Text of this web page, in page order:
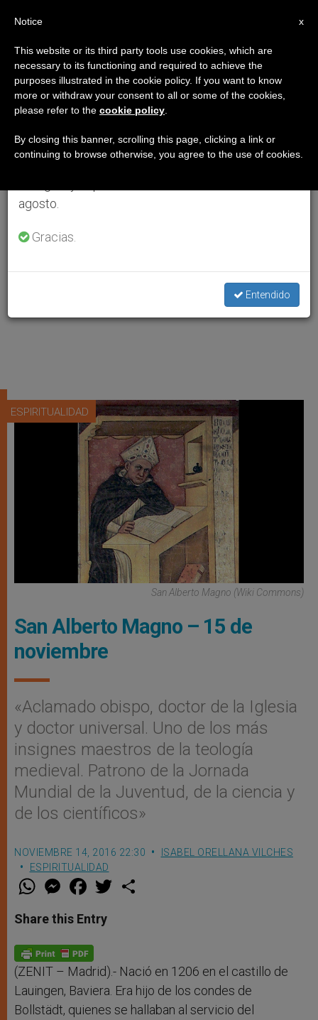
ESPIRITUALIDAD
San Alberto Magno (Wiki Commons)
San Alberto Magno – 15 de
noviembre
«Aclamado obispo, doctor de la Iglesia
y doctor universal. Uno de los más
insignes maestros de la teología
medieval. Patrono de la Jornada
Mundial de la Juventud, de la ciencia y
de los científicos»
NOVIEMBRE 14, 2016 22:30
ISABEL ORELLANA VILCHES
ESPIRITUALIDAD
W
t
s
p
p
M
e
s
e
g
e
F
a
e
b
o
k
w
Share this Entry
(ZENIT – Madrid).- Nació en 1206 en el castillo de
Lauingen, Baviera. Era hijo de los condes de
Bollstädt, quienes se hallaban al servicio del
×
Aviso importante
Del 27 de julio al 7 de agosto haremos la pausa
anual, aprovechando que en el periodo de verano
se generan menos informaciones y también el
agosto.
Gracias.
Entendido
x
Notice
This website or its third party tools use cookies, which are
necessary to its functioning and required to achieve the
purposes illustrated in the cookie policy. If you want to know
more or withdraw your consent to all or some of the cookies,
please refer to the cookie policy
By closing this banner, scrolling this page, clicking a link or
continuing to browse otherwise, you agree to the use of cookies.